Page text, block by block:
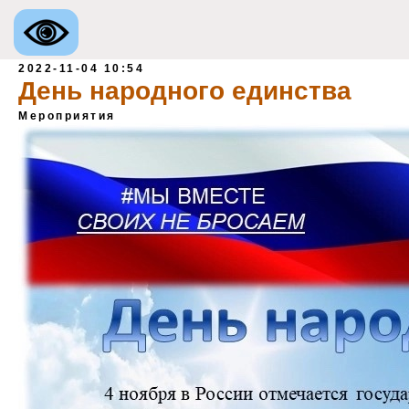
2022-11-04 10:54
День народного единства
Мероприятия